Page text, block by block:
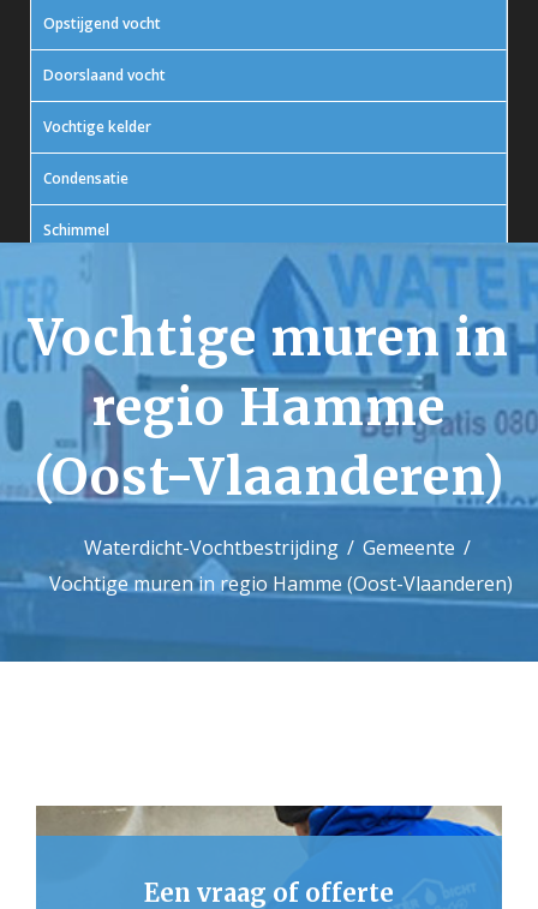
Opstijgend vocht
Doorslaand vocht
Vochtige kelder
Condensatie
Schimmel
Contact
Vochtige muren in
regio Hamme
(Oost-Vlaanderen)
Waterdicht-Vochtbestrijding
Gemeente
Vochtige muren in regio Hamme (Oost-Vlaanderen)
Een vraag of offerte